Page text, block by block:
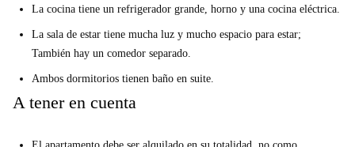
La cocina tiene un refrigerador grande, horno y una cocina eléctrica.
La sala de estar tiene mucha luz y mucho espacio para estar;
También hay un comedor separado.
Ambos dormitorios tienen baño en suite.
A tener en cuenta